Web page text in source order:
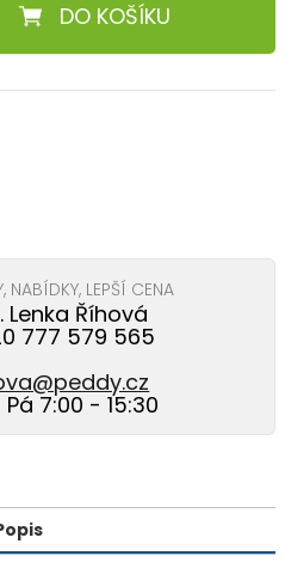
DO KOŠÍKU
NABÍDKY, LEPŠÍ CENA
Lenka Říhová
777 579 565
7:00 - 15:30